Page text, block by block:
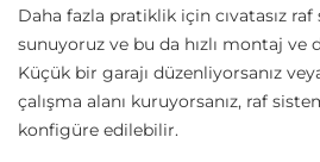
Daha fazla pratiklik için cıvatasız
sunuyoruz ve bu da hızlı montaj ve
Küçük bir garajı düzenliyorsanız
çalışma alanı kuruyorsanız, raf
konfigüre edilebilir.